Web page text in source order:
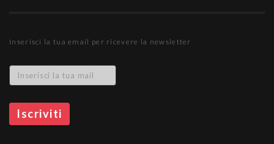
Inserisci la tua email per ricevere la newsletter